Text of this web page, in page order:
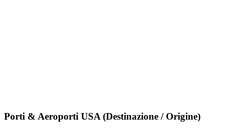
Porti & Aeroporti USA (Destinazione / Origine)